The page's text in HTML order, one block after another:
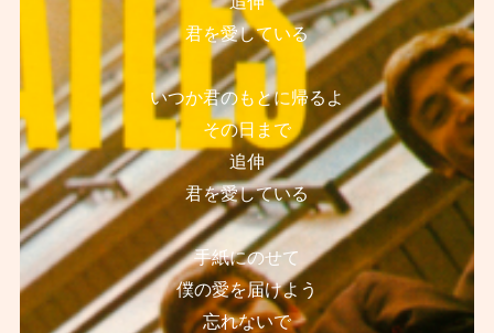
君を愛している
いつか君のもとに帰るよ
その日まで
追伸
君を愛している
手紙にのせて
僕の愛を届けよう
忘れないで